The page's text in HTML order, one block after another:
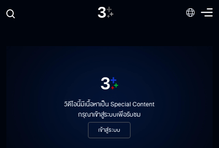
วิดีโอนี้มีเนื้อหาเป็น Special Content
กรุณาเข้าสู่ระบบเพื่อรับชม
เข้าสู่ระบบ